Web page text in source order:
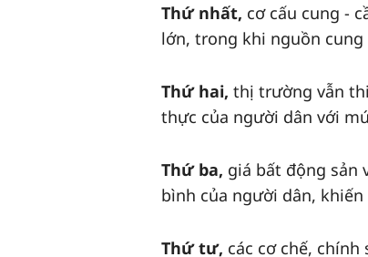
Thứ nhất, cơ cấu cung -
lớn, trong khi nguồn cung
Thứ hai, thị trường vẫn
thực của người dân với
Thứ ba, giá bất động sản
bình của người dân,
Thứ tư, các cơ chế,